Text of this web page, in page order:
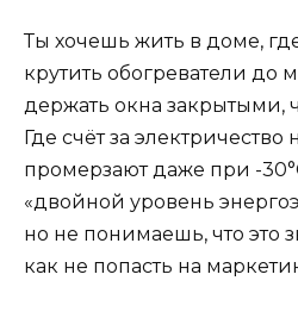
Ты хочешь жить в доме,
крутить обогреватели до
держать окна закрытыми,
Где счёт за электричество
промерзают даже при -
«двойной уровень
но не понимаешь, что это
как не попасть на